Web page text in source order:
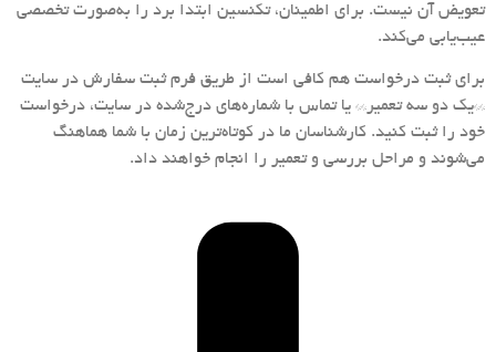
تعویض آن نیست. برای اطمینان، تکنسین ابتدا برد را به‌صورت تخصصی
عیب‌یابی می‌کند.
برای ثبت درخواست هم کافی است از طریق فرم ثبت سفارش در سایت
**یک دو سه تعمیر** یا تماس با شماره‌های درج‌شده در سایت، درخواست
خود را ثبت کنید. کارشناسان ما در کوتاه‌ترین زمان با شما هماهنگ
می‌شوند و مراحل بررسی و تعمیر را انجام خواهند داد.